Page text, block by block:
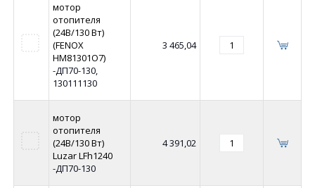
мотор
отопителя
(24В/130 Вт)
(FENOX
HM81301O7)
-ДП70-130,
130111130
3 465,04
мотор
отопителя
(24В/130 Вт)
Luzar LFh1240
-ДП70-130
4 391,02